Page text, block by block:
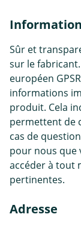
Sûr et
sur le
européen
informations
produit. Cela
permettent de
cas de
pour nous que
accéder à tout
pertinentes.
Adresse